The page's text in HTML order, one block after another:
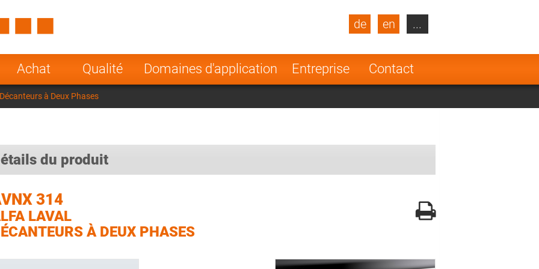
Achat Qualité Domaines d'application Entreprise Contact
de en
Turkey
Poland Norway
Netherlands
Greece
...
à Deux Phases
du produit
314
LAVAL
À DEUX PHASES